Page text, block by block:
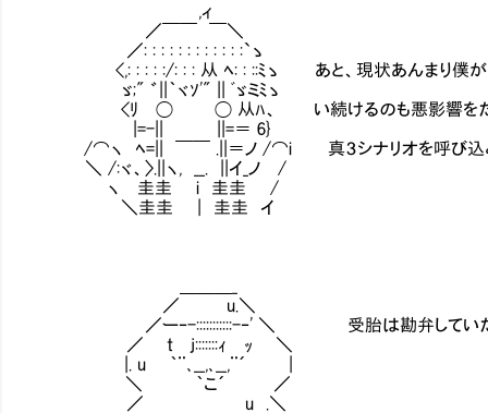
,ィ
／￣￣ ￣＼
／: : : : : : : : : : : :`ゝ
<,: : : : :/: : : 从 ﾍ: : ::ﾐゝ あと、現状あんまり僕が
ゞ;" ゛||｀ヾｿ'" || ﾞゞミﾐゝ
<ﾘ ◯ ◯ 从ﾊ、 い続けるのも悪影響をだしそ
|=-|| ||=＝ 6}
/⌒ヽ ﾍ=|| ￣￣ .||＝ノ /⌒i 真３シナリオを呼び込み
＼ /:ヾ、〉.||ヽ, __. ||イ_ノ /
ヽ 圭圭 i 圭圭 /
＼圭圭 | 圭圭 イ
／ u.＼
／ー‐-:::::::::::-‐' ＼ 受胎は勘弁していただ
／ t j:::::::ｨ ｯ ＼
|. u ｀¨､__,､__,¨´ |
＼ ｀こ´ ／
／ u .＼